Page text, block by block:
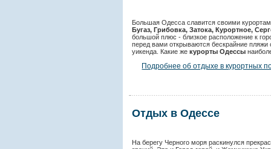
Большая Одесса славится своими
Бугаз, Грибовка, Затока, Курортное,
большой плюс - близкое расположение к
перед вами открываются бескрайние
уикенда. Какие жекурорты Одессы
Подробнее об отдыхе в курортных
Отдых в Одессе
На берегу Черного моря раскинулся